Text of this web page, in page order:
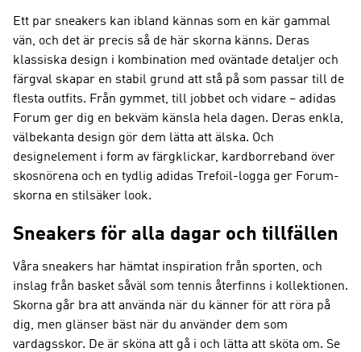
Ett par sneakers kan ibland kännas som en kär gammal
vän, och det är precis så de här skorna känns. Deras
klassiska design i kombination med oväntade detaljer och
färgval skapar en stabil grund att stå på som passar till de
flesta outfits. Från gymmet, till jobbet och vidare – adidas
Forum ger dig en bekväm känsla hela dagen. Deras enkla,
välbekanta design gör dem lätta att älska. Och
designelement i form av färgklickar, kardborreband över
skosnörena och en tydlig adidas Trefoil-logga ger Forum-
skorna en stilsäker look.
Sneakers för alla dagar och tillfällen
Våra sneakers har hämtat inspiration från sporten, och
inslag från basket såväl som tennis återfinns i kollektionen.
Skorna går bra att använda när du känner för att röra på
dig, men glänser bäst när du använder dem som
vardagsskor. De är sköna att gå i och lätta att sköta om. Se